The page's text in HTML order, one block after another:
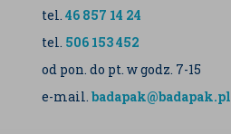
tel. 46 857 14 24
tel. 506 153 452
od pon. do pt. w godz. 7-15
e-mail. badapak@badapak.pl